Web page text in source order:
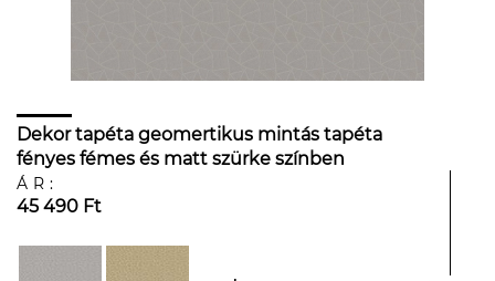
Dekor tapéta geomertikus mintás tapéta
fényes fémes és matt szürke színben
ÁR:
45 490 Ft